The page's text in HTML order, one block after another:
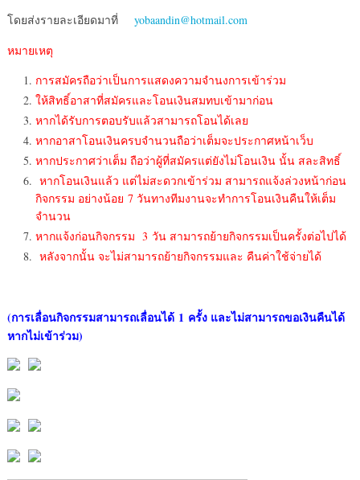
โดยส่งรายละเอียดมาที่
yobaandin@hotmail.com
หมายเหตุ
การสมัครถือว่าเป็นการแสดงความจำนงการเข้าร่วม
ให้สิทธิ์อาสาที่สมัครและโอนเงินสมทบเข้ามาก่อน
หากได้รับการตอบรับแล้วสามารถโอนได้เลย
หากอาสาโอนเงินครบจำนวนถือว่าเต็มจะประกาศหน้าเว็บ
หากประกาศว่าเต็ม ถือว่าผู้ที่สมัครแต่ยังไม่โอนเงิน นั้น สละสิทธิ์
หากโอนเงินแล้ว แต่ไม่สะดวกเข้าร่วม สามารถแจ้งล่วงหน้าก่อน
กิจกรรม อย่างน้อย 7 วันทางทีมงานจะทำการโอนเงินคืนให้เต็ม
จำนวน
หากแจ้งก่อนกิจกรรม 3 วัน สามารถย้ายกิจกรรมเป็นครั้งต่อไปได้
หลังจากนั้น จะไม่สามารถย้ายกิจกรรมและ คืนค่าใช้จ่ายได้
(การเลื่อนกิจกรรมสามารถเลื่อนได้ 1 ครั้ง และไม่สามารถขอเงินคืนได้
หากไม่เข้าร่วม)